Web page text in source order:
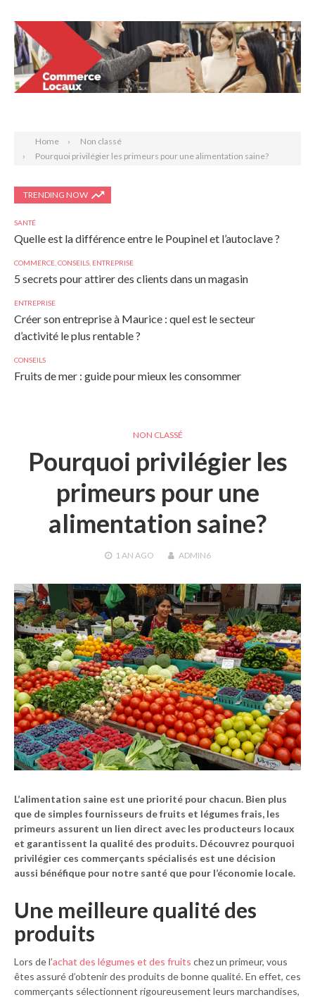
Home
Non classé
Pourquoi privilégier les primeurs pour une alimentation saine?
TRENDING NOW
SANTÉ
Quelle est la différence entre le Poupinel et l’autoclave ?
COMMERCE CONSEILS ENTREPRISE
5 secrets pour attirer des clients dans un magasin
ENTREPRISE
Créer son entreprise à Maurice : quel est le secteur
d’activité le plus rentable ?
CONSEILS
Fruits de mer : guide pour mieux les consommer
NON CLASSÉ
Pourquoi privilégier les
primeurs pour une
alimentation saine?
1 AN AGO ADMIN6
L’alimentation saine est une priorité pour chacun. Bien plus
que de simples fournisseurs de fruits et légumes frais, les
primeurs assurent un lien direct avec les producteurs locaux
et garantissent la qualité des produits. Découvrez pourquoi
privilégier ces commerçants spécialisés est une décision
aussi bénéfique pour notre santé que pour l’économie locale.
Une meilleure qualité des
produits
Lors de l’achat des légumes et des fruits chez un primeur, vous
êtes assuré d’obtenir des produits de bonne qualité. En effet, ces
commerçants sélectionnent rigoureusement leurs marchandises,